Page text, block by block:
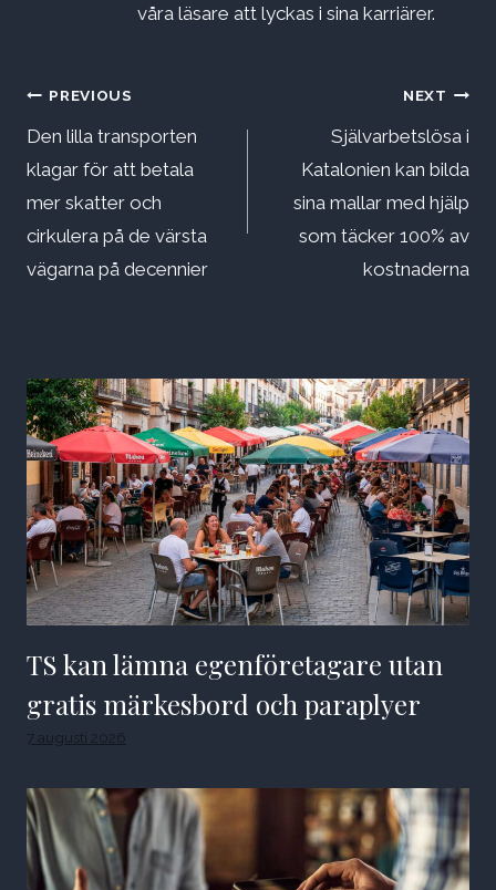
våra läsare att lyckas i sina karriärer.
Inläggsnavigering
PREVIOUS
Den lilla transporten
klagar för att betala
mer skatter och
cirkulera på de värsta
vägarna på decennier
NEXT
Självarbetslösa i
Katalonien kan bilda
sina mallar med hjälp
som täcker 100% av
kostnaderna
TS kan lämna egenföretagare utan
gratis märkesbord och paraplyer
7 augusti 2026